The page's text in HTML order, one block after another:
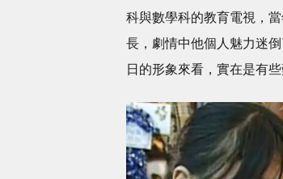
科與數學科的教育電視，
長，劇情中他個人魅力迷
日的形象來看，實在是有